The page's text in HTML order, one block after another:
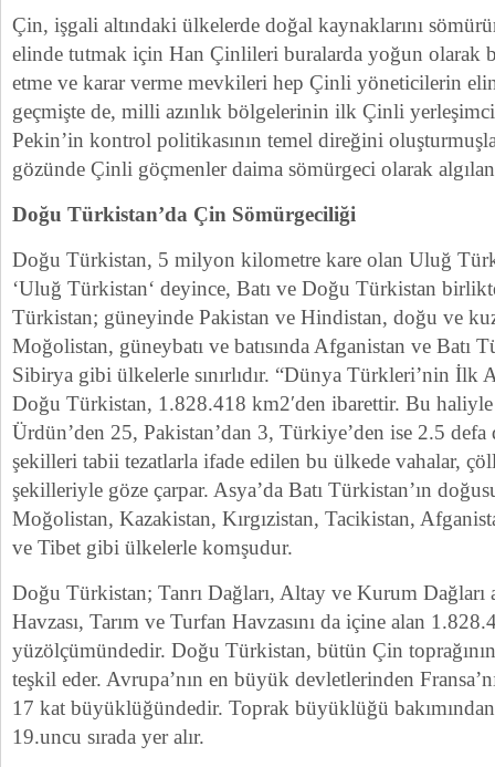
Çin, işgali altındaki ülkelerde doğal kaynaklarını
elinde tutmak için Han Çinlileri buralarda yoğun olarak
etme ve karar verme mevkileri hep Çinli yöneticilerin
geçmişte de, milli azınlık bölgelerinin ilk Çinli
Pekin’in kontrol politikasının temel direğini
gözünde Çinli göçmenler daima sömürgeci olarak
Doğu Türkistan’da Çin Sömürgeciliği
Doğu Türkistan, 5 milyon kilometre kare olan Uluğ
‘Uluğ Türkistan‘ deyince, Batı ve Doğu Türkistan
Türkistan; güneyinde Pakistan ve Hindistan, doğu ve
Moğolistan, güneybatı ve batısında Afganistan ve Batı
Sibirya gibi ülkelerle sınırlıdır. “Dünya Türkleri’nin İlk
Doğu Türkistan, 1.828.418 km2′den ibarettir. Bu
Ürdün’den 25, Pakistan’dan 3, Türkiye’den ise 2.5
şekilleri tabii tezatlarla ifade edilen bu ülkede vahalar,
şekilleriyle göze çarpar. Asya’da Batı Türkistan’ın
Moğolistan, Kazakistan, Kırgızistan, Tacikistan,
ve Tibet gibi ülkelerle komşudur.
Doğu Türkistan; Tanrı Dağları, Altay ve Kurum Dağları
Havzası, Tarım ve Turfan Havzasını da içine alan
yüzölçümündedir. Doğu Türkistan, bütün Çin
teşkil eder. Avrupa’nın en büyük devletlerinden
17 kat büyüklüğündedir. Toprak büyüklüğü
19.uncu sırada yer alır.